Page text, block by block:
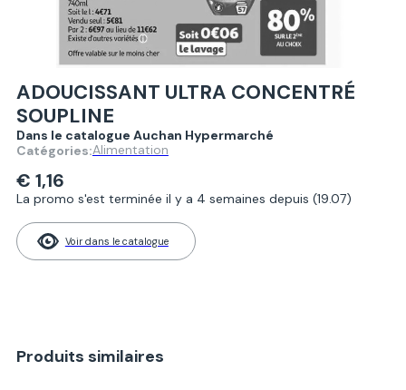
ADOUCISSANT ULTRA CONCENTRÉ
SOUPLINE
Dans le catalogue Auchan Hypermarché
Catégories:Alimentation
€ 1,16
La promo s'est terminée il y a 4 semaines depuis (19.07)
Voir dans le catalogue
Produits similaires